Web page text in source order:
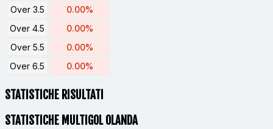
Over 3.5
0.00%
Over 4.5
0.00%
Over 5.5
0.00%
Over 6.5
0.00%
STATISTICHE RISULTATI
STATISTICHE MULTIGOL OLANDA